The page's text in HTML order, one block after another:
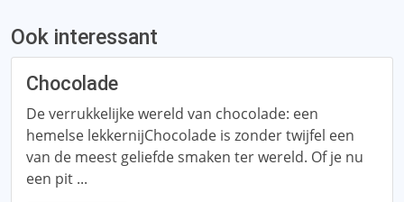
Ook interessant
Chocolade
De verrukkelijke wereld van chocolade: een
hemelse lekkernijChocolade is zonder twijfel een
van de meest geliefde smaken ter wereld. Of je nu
een pit ...